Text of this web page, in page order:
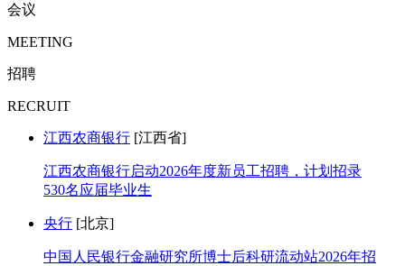
会议
MEETING
招聘
RECRUIT
江西农商银行 [江西省]
江西农商银行启动2026年度新员工招聘，计划招录
530名应届毕业生
央行 [北京]
中国人民银行金融研究所博士后科研流动站2026年招